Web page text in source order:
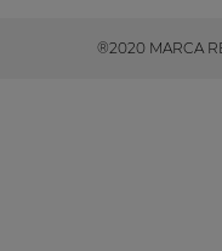
®2020 MARCA